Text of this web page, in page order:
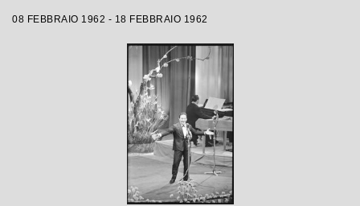
08 FEBBRAIO 1962 - 18 FEBBRAIO 1962